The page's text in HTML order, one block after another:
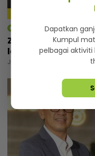
mStar | Hiburan
Zizan Razak
lawak, beri
Jumaat, 07 Ogos 2026 7:30
Dapatkan
Kumpul
pelbagai aktiviti